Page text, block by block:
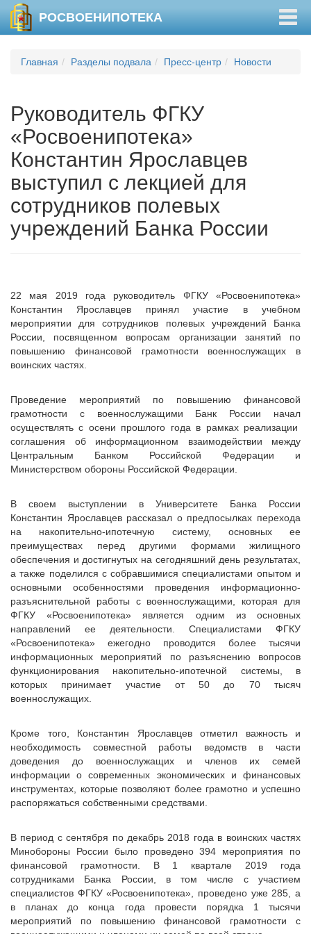
РОСВОЕНИПОТЕКА
Главная Разделы подвала Пресс-центр Новости
Руководитель ФГКУ
«Росвоенипотека»
Константин Ярославцев
выступил с лекцией для
сотрудников полевых
учреждений Банка России
22 мая 2019 года руководитель ФГКУ «Росвоенипотека»
Константин Ярославцев принял участие в учебном
мероприятии для сотрудников полевых учреждений Банка
России, посвященном вопросам организации занятий по
повышению финансовой грамотности военнослужащих в
воинских частях.
Проведение мероприятий по повышению финансовой
грамотности с военнослужащими Банк России начал
осуществлять с осени прошлого года в рамках реализации
соглашения об информационном взаимодействии между
Центральным Банком Российской Федерации и
Министерством обороны Российской Федерации.
В своем выступлении в Университете Банка России
Константин Ярославцев рассказал о предпосылках перехода
на накопительно-ипотечную систему, основных ее
преимуществах перед другими формами жилищного
обеспечения и достигнутых на сегодняшний день результатах,
а также поделился с собравшимися специалистами опытом и
основными особенностями проведения информационно-
разъяснительной работы с военнослужащими, которая для
ФГКУ «Росвоенипотека» является одним из основных
направлений ее деятельности. Специалистами ФГКУ
«Росвоенипотека» ежегодно проводится более тысячи
информационных мероприятий по разъяснению вопросов
функционирования накопительно-ипотечной системы, в
которых принимает участие от 50 до 70 тысяч
военнослужащих.
Кроме того, Константин Ярославцев отметил важность и
необходимость совместной работы ведомств в части
доведения до военнослужащих и членов их семей
информации о современных экономических и финансовых
инструментах, которые позволяют более грамотно и успешно
распоряжаться собственными средствами.
В период с сентября по декабрь 2018 года в воинских частях
Минобороны России было проведено 394 мероприятия по
финансовой грамотности. В 1 квартале 2019 года
сотрудниками Банка России, в том числе с участием
специалистов ФГКУ «Росвоенипотека», проведено уже 285, а
в планах до конца года провести порядка 1 тысячи
мероприятий по повышению финансовой грамотности с